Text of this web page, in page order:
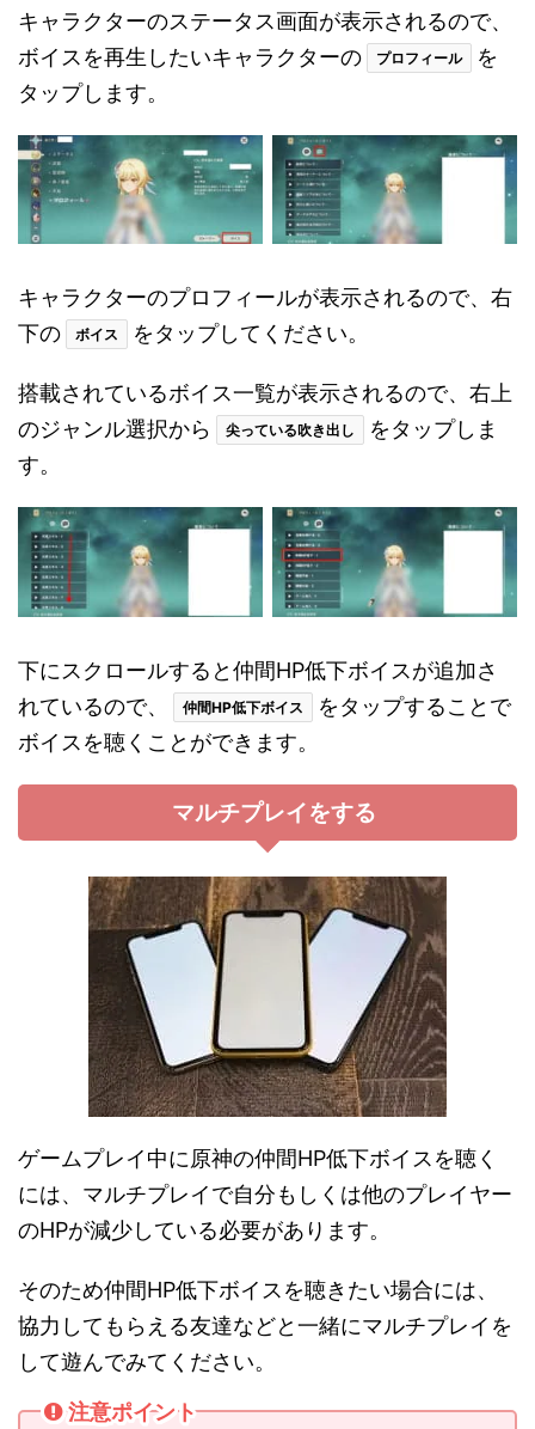
キャラクターのステータス画面が表示されるので、
ボイスを再生したいキャラクターの
プロフィール
を
タップします。
キャラクターのプロフィールが表示されるので、右
下の
ボイス をタップしてください。
搭載されているボイス一覧が表示されるので、右上
のジャンル選択から
尖っている吹き出し
をタップしま
す。
下にスクロールすると仲間HP低下ボイスが追加さ
れているので、
仲間HP低下ボイス
をタップすることで
ボイスを聴くことができます。
マルチプレイをする
ゲームプレイ中に原神の仲間HP低下ボイスを聴く
には、マルチプレイで自分もしくは他のプレイヤー
のHPが減少している必要があります。
そのため仲間HP低下ボイスを聴きたい場合には、
協力してもらえる友達などと一緒にマルチプレイを
して遊んでみてください。
注意ポイント